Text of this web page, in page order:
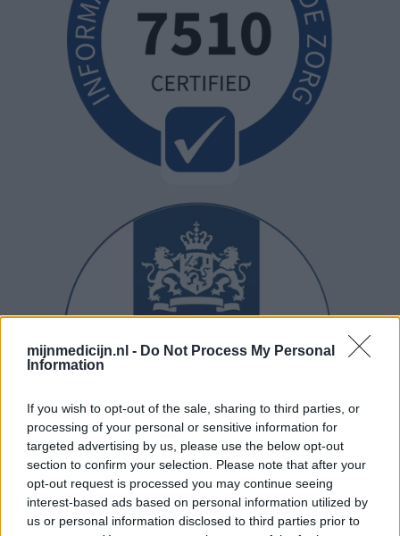
mijnmedicijn.nl - Do Not Process My Personal
Information
If you wish to opt-out of the sale, sharing to third parties, or
processing of your personal or sensitive information for
targeted advertising by us, please use the below opt-out
section to confirm your selection. Please note that after your
opt-out request is processed you may continue seeing
interest-based ads based on personal information utilized by
us or personal information disclosed to third parties prior to